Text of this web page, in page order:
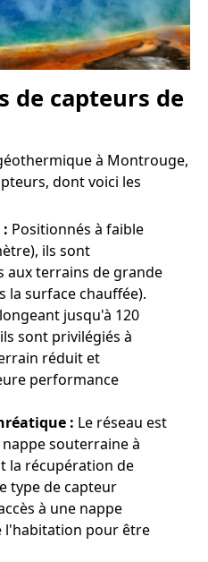
de capteurs de
à Montrouge,
dont voici les
Positionnés à faible
ils sont
aux terrains de grande
la surface chauffée).
jusqu'à 120
sont privilégiés à
réduit et
performance
: Le réseau est
souterraine à
la récupération de
type de capteur
à une nappe
l'habitation pour être